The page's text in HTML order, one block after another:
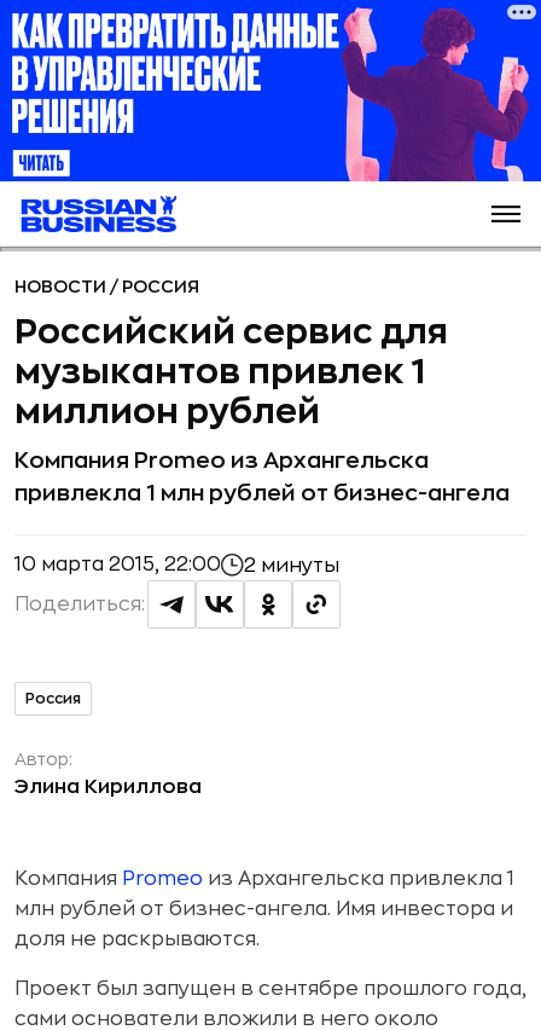
НОВОСТИ / РОССИЯ
Российский сервис для
музыкантов привлек 1
миллион рублей
Компания Promeo из Архангельска
привлекла 1 млн рублей от бизнес-ангела
10 марта 2015, 22:00 2 минуты
Поделиться:
Россия
Автор:
Элина Кириллова
Компания Promeo из Архангельска привлекла 1
млн рублей от бизнес-ангела. Имя инвестора и
доля не раскрываются.
Проект был запущен в сентябре прошлого года,
сами основатели вложили в него около